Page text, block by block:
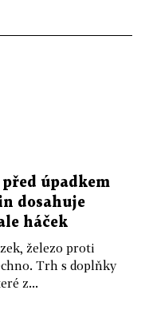
úpadkem
dosahuje
háček
železo proti
Trh s doplňky
z...